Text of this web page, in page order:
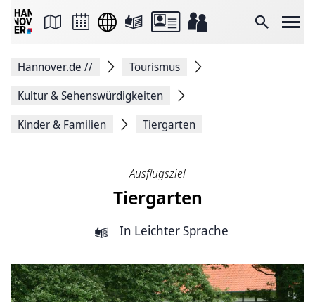
Suche
Seite
Facebook
teilen
Seitenlink
Hannover.de //
Tourismus
Kultur & Sehenswürdigkeiten
Kinder & Familien
Tiergarten
Ausflugsziel
Tiergarten
In Leichter Sprache